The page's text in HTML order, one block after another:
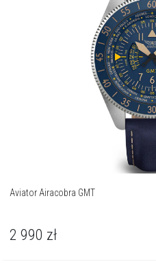
Aviator Airacobra GMT
2 990 zł